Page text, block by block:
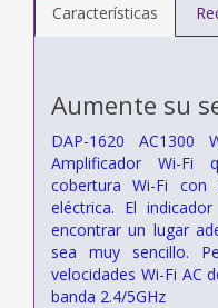
Características
Aumente su
DAP-1620 AC1300
Amplificador Wi-
cobertura Wi-Fi
eléctrica. El
encontrar un lugar
sea muy sencillo.
velocidades Wi-Fi AC
banda 2.4/5GHz